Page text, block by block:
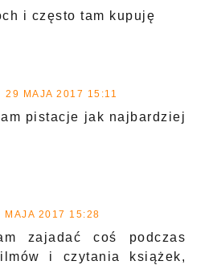
i często tam kupuję
29 MAJA 2017 15:11
pistacje jak najbardziej
MAJA 2017 15:28
zajadać coś podczas
i czytania książek,